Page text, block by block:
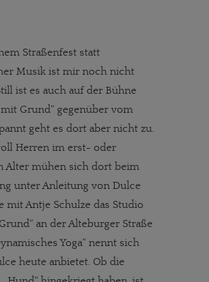
Straßenfest statt
Musik ist mir noch nicht
ist es auch auf der Bühne
Grund“ gegenüber vom
geht es dort aber nicht zu.
Herren im erst- oder
Alter mühen sich dort beim
unter Anleitung von Dulce
mit Antje Schulze das Studio
an der Alteburger Straße
Yoga“ nennt sich
heute anbietet. Ob die